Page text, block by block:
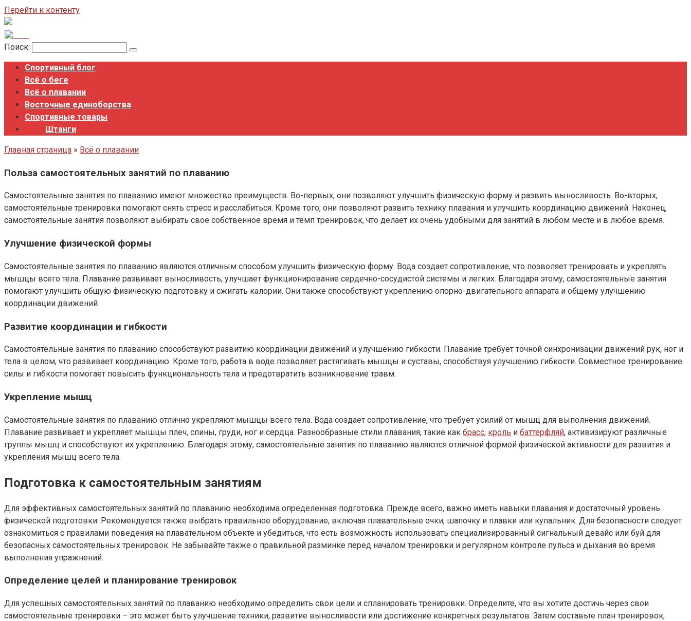
Перейти к контенту
Поиск:
Спортивный блог
Всё о беге
Всё о плавании
Восточные единоборства
Спортивные товары
Штанги
Главная страница » Всё о плавании
Польза самостоятельных занятий по плаванию
Самостоятельные занятия по плаванию имеют множество преимуществ. Во-первых, они позволяют улучшить физическую форму и развить выносливость. Во-вторых,
самостоятельные тренировки помогают снять стресс и расслабиться. Кроме того, они позволяют развить технику плавания и улучшить координацию движений. Наконец,
самостоятельные занятия позволяют выбирать свое собственное время и темп тренировок, что делает их очень удобными для занятий в любом месте и в любое время.
Улучшение физической формы
Самостоятельные занятия по плаванию являются отличным способом улучшить физическую форму. Вода создает сопротивление, что позволяет тренировать и укреплять
мышцы всего тела. Плавание развивает выносливость, улучшает функционирование сердечно-сосудистой системы и легких. Благодаря этому, самостоятельные занятия
помогают улучшить общую физическую подготовку и сжигать калории. Они также способствуют укреплению опорно-двигательного аппарата и общему улучшению
координации движений.
Развитие координации и гибкости
Самостоятельные занятия по плаванию способствуют развитию координации движений и улучшению гибкости. Плавание требует точной синхронизации движений рук, ног и
тела в целом, что развивает координацию. Кроме того, работа в воде позволяет растягивать мышцы и суставы, способствуя улучшению гибкости. Совместное тренирование
силы и гибкости помогает повысить функциональность тела и предотвратить возникновение травм.
Укрепление мышц
Самостоятельные занятия по плаванию отлично укрепляют мышцы всего тела. Вода создает сопротивление, что требует усилий от мышц для выполнения движений.
Плавание развивает и укрепляет мышцы плеч, спины, груди, ног и сердца. Разнообразные стили плавания, такие как брасс, кроль и баттерфляй, активизируют различные
группы мышц и способствуют их укреплению. Благодаря этому, самостоятельные занятия по плаванию являются отличной формой физической активности для развития и
укрепления мышц всего тела.
Подготовка к самостоятельным занятиям
Для эффективных самостоятельных занятий по плаванию необходима определенная подготовка. Прежде всего, важно иметь навыки плавания и достаточный уровень
физической подготовки. Рекомендуется также выбрать правильное оборудование, включая плавательные очки, шапочку и плавки или купальник. Для безопасности следует
ознакомиться с правилами поведения на плавательном объекте и убедиться, что есть возможность использовать специализированный сигнальный девайс или буй для
безопасных самостоятельных тренировок. Не забывайте также о правильной разминке перед началом тренировки и регулярном контроле пульса и дыхания во время
выполнения упражнений.
Определение целей и планирование тренировок
Для успешных самостоятельных занятий по плаванию необходимо определить свои цели и спланировать тренировки. Определите, что вы хотите достичь через свои
самостоятельные тренировки – это может быть улучшение техники, развитие выносливости или достижение конкретных результатов. Затем составьте план тренировок,